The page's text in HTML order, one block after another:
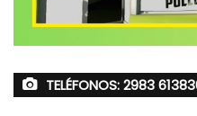
TELÉFONOS: 2983